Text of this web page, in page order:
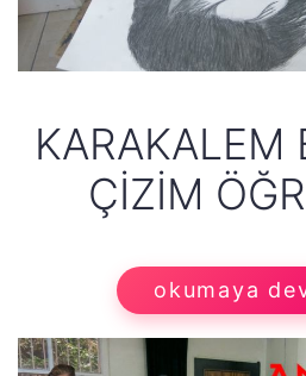
KARAKALEM
ÇIZIM
okumaya